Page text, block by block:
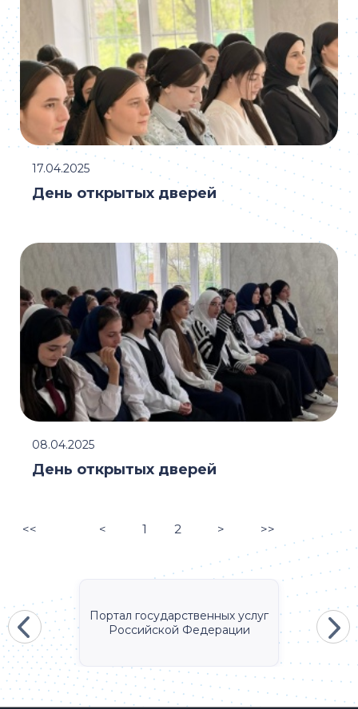
День открытых дверей
17.04.2025
День открытых дверей
08.04.2025
<< < 1 2 > >>
Портал государственных услуг
Российской Федерации